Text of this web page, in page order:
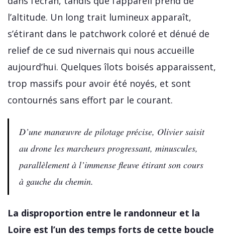
l’altitude. Un long trait lumineux apparaît,
s’étirant dans le patchwork coloré et dénué de
relief de ce sud nivernais qui nous accueille
aujourd’hui. Quelques îlots boisés apparaissent,
trop massifs pour avoir été noyés, et sont
contournés sans effort par le courant.
D’une manœuvre de pilotage précise, Olivier saisit
au drone les marcheurs progressant, minuscules,
parallèlement à l’immense fleuve étirant son cours
à gauche du chemin.
La disproportion entre le randonneur et la
Loire est l’un des temps forts de cette boucle